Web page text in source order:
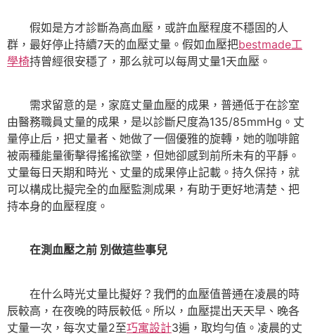
假如是方才診斷為高血壓，或許血壓程度不穩固的人
群，最好停止持續7天的血壓丈量。假如血壓把bestmade工
學椅持曾經很安穩了，那么就可以每周丈量1天血壓。
需求留意的是，家庭丈量血壓的成果，普通低于在診室
由醫務職員丈量的成果，是以診斷尺度為135/85mmHg。丈
量停止后，把丈量者、她做了一個優雅的旋轉，她的咖啡館
被兩種能量衝擊得搖搖欲墜，但她卻感到前所未有的平靜。
丈量每日天期和時光、丈量的成果停止記載。持久保持，就
可以構成比擬完全的血壓監測成果，有助于更好地清楚、把
持本身的血壓程度。
在測血壓之前 別做這些事兒
在什么時光丈量比擬好？我們的血壓值普通在凌晨的時
辰較高，在夜晚的時辰較低。所以，血壓提出天天早、晚各
丈量一次，每次丈量2至巧寓設計3遍，取均勻值。凌晨的丈